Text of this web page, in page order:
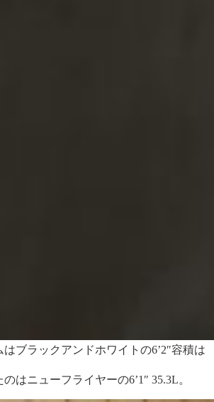
ブラックアンドホワイトの6’2″容積は
はニューフライヤーの6’1″ 35.3L。